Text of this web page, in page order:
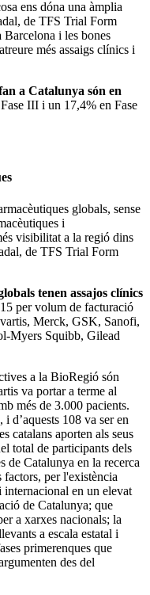
ens dóna una àmplia
de TFS Trial Form
i les bones
més assaigs clínics i
a Catalunya són en
III i un 17,4% en Fase
globals, sense
i
visibilitat a la regió dins
de TFS Trial Form
tenen assajos clínics
per volum de facturació
Merck, GSK, Sanofi,
Myers Squibb, Gilead
a la BioRegió són
va portar a terme al
més de 3.000 pacients.
i d’aquests 108 va ser en
catalans aporten als seus
total de participants dels
de Catalunya en la recerca
factors, per l'existència
internacional en un elevat
de Catalunya; que
a xarxes nacionals; la
a escala estatal i
primerenques que
des del